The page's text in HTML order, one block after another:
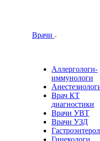
Врачи
Аллергологи-
иммунологи
Врач КТ
диагностики
Врачи УВТ
Врачи УЗД
Гинекологи